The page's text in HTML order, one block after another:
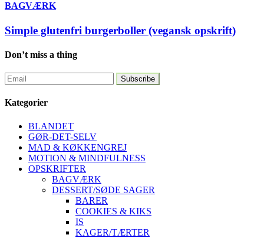
BAGVÆRK
Simple glutenfri burgerboller (vegansk opskrift)
Don’t miss a thing
Kategorier
BLANDET
GØR-DET-SELV
MAD & KØKKENGREJ
MOTION & MINDFULNESS
OPSKRIFTER
BAGVÆRK
DESSERT/SØDE SAGER
BARER
COOKIES & KIKS
IS
KAGER/TÆRTER